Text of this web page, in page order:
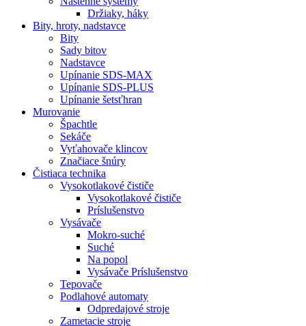
Držiaky, háky
Bity, hroty, nadstavce
Bity
Sady bitov
Nadstavce
Upínanie SDS-MAX
Upínanie SDS-PLUS
Upínanie šetsťhran
Murovanie
Špachtle
Sekáče
Vyťahovače klincov
Značiace šnúry
Čistiaca technika
Vysokotlakové čističe
Vysokotlakové čističe
Príslušenstvo
Vysávače
Mokro-suché
Suché
Na popol
Vysávače Príslušenstvo
Tepovače
Podlahové automaty
Odpredajové stroje
Zametacie stroje